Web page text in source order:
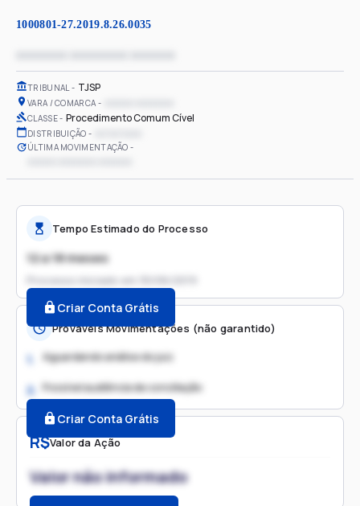
1000801-27.2019.8.26.0035
TRIBUNAL TJSP
VARA / COMARCA
CLASSE Procedimento Comum Cível
DISTRIBUIÇÃO
ÚLTIMA MOVIMENTAÇÃO
R$Valor da Ação
Valor não informado
Tempo Estimado do Processo
12 a 18 meses
Processo iniciado em
Criar Conta Grátis
Prováveis Movimentações (não garantido)
1. Aguardando análise do juiz
2. Possível audiência de conciliação
Criar Conta Grátis